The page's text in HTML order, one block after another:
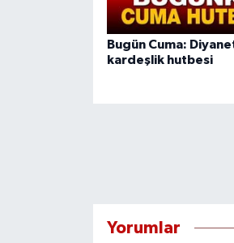
Bugün Cuma:
kardeşlik hutbesi
Yorumlar